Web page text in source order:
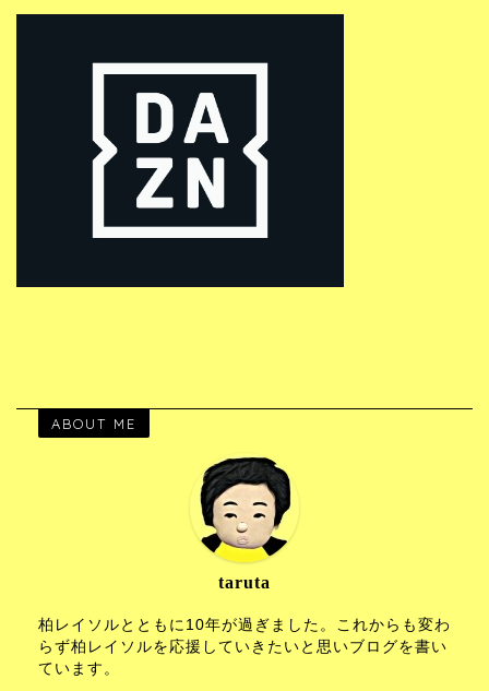
ABOUT ME
taruta
柏レイソルとともに10年が過ぎました。これからも変わ
らず柏レイソルを応援していきたいと思いブログを書い
ています。